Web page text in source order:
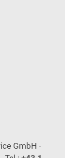
GmbH -